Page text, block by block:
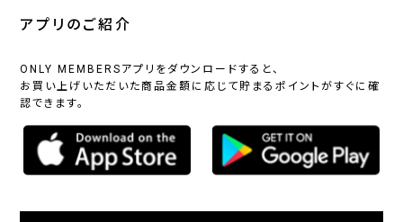
アプリのご紹介
ONLY MEMBERSアプリをダウンロードすると、
お買い上げいただいた商品金額に応じて貯まるポイントがすぐに確
認できます。